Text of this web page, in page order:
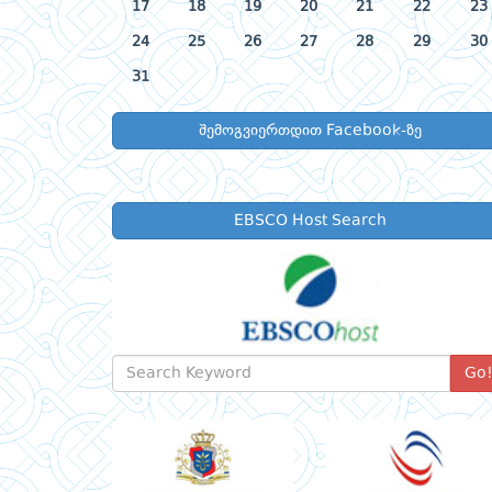
17 18 19 20 21 22 23
24 25 26 27 28 29 30
31
შემოგვიერთდით Facebook-ზე
EBSCO Host Search
Go!